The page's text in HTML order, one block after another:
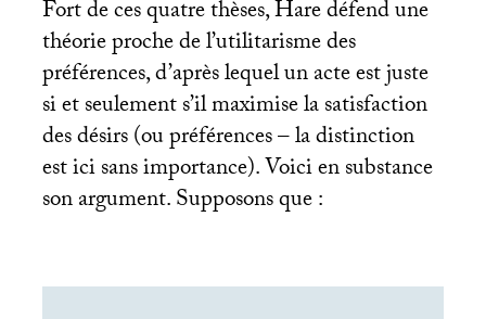
Fort de ces quatre thèses, Hare défend une
théorie proche de l’utilitarisme des
préférences, d’après lequel un acte est juste
si et seulement s’il maximise la satisfaction
des désirs (ou préférences – la distinction
est ici sans importance). Voici en substance
son argument. Supposons que :